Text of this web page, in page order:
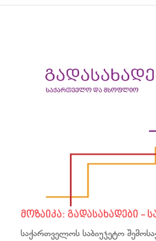
მოზაიკა: გადასახადები
საქართველოს საბიუჯეტო